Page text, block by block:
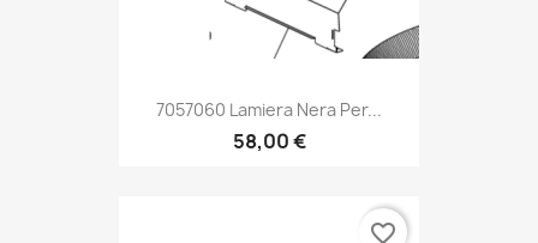
7057060 Lamiera Nera Per...
58,00 €
favorite_border